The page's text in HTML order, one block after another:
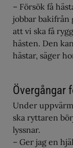
– Försök få
jobbar bakifrån
att vi ska få
hästen. Den
hästar, säger
Övergångar
Under
ska ryttaren
lyssnar.
– Ger jag en